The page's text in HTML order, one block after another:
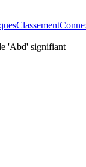
Classement
'Abd' signifiant